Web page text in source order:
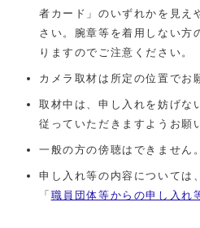
者カード」のいずれかを見え
さい。腕章等を着用しない方
りますのでご注意ください。
カメラ取材は所定の位置でお
取材中は、申し入れを妨げな
従っていただきますようお願
一般の方の傍聴はできません。
申し入れ等の内容については
「 職員団体等からの申し入れ